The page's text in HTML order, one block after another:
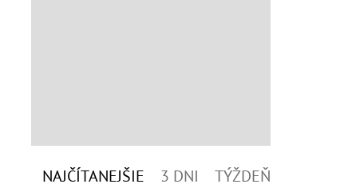
NAJČÍTANEJŠIE 3 DNI TÝŽDEŇ